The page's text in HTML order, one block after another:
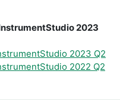
2023
2023 Q2
2022 Q2